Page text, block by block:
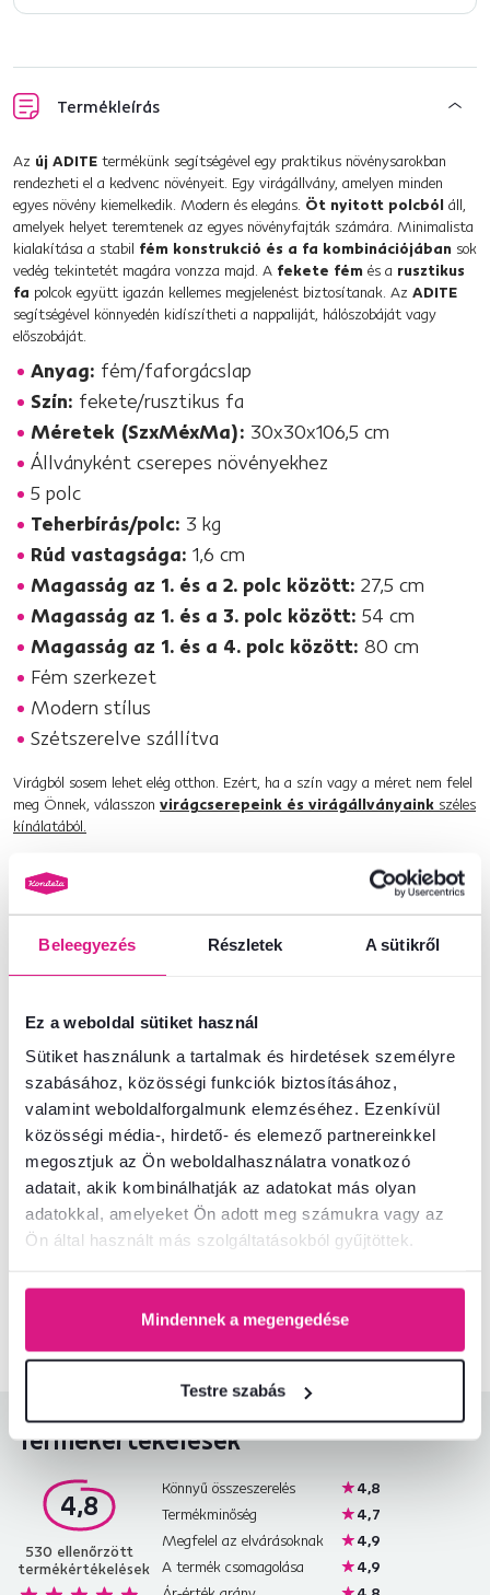
Beleegyezés Részletek A sütikről
Ez a weboldal sütiket használ
Sütiket használunk a tartalmak és hirdetések személyre
szabásához, közösségi funkciók biztosításához,
valamint weboldalforgalmunk elemzéséhez. Ezenkívül
közösségi média-, hirdető- és elemező partnereinkkel
megosztjuk az Ön weboldalhasználatra vonatkozó
adatait, akik kombinálhatják az adatokat más olyan
adatokkal, amelyeket Ön adott meg számukra vagy az
Ön által használt más szolgáltatásokból gyűjtöttek.
Mindennek a megengedése
Testre szabás
Termékleírás
Az új ADITE termékünk segítségével egy praktikus növénysarokban
rendezheti el a kedvenc növényeit. Egy virágállvány, amelyen minden
egyes növény kiemelkedik. Modern és elegáns. Öt nyitott polcból áll,
amelyek helyet teremtenek az egyes növényfajták számára. Minimalista
kialakítása a stabil fém konstrukció és a fa kombinációjában sok
vedég tekintetét magára vonzza majd. A fekete fém és a rusztikus
fa polcok együtt igazán kellemes megjelenést biztosítanak. Az ADITE
segítségével könnyedén kidíszítheti a nappaliját, hálószobáját vagy
előszobáját.
Anyag: fém/faforgácslap
Szín: fekete/rusztikus fa
Méretek (SzxMéxMa): 30x30x106,5 cm
Állványként cserepes növényekhez
5 polc
Teherbírás/polc: 3 kg
Rúd vastagsága: 1,6 cm
Magasság az 1. és a 2. polc között: 27,5 cm
Magasság az 1. és a 3. polc között: 54 cm
Magasság az 1. és a 4. polc között: 80 cm
Fém szerkezet
Modern stílus
Szétszerelve szállítva
Virágból sosem lehet elég otthon. Ezért, ha a szín vagy a méret nem felel
meg Önnek, válasszon virágcserepeink és virágállványaink széles
kínálatából.
Termékszám : 0000354721
Alapparaméterek
Méretek és specifikációk
Csomagolási információk
Telepítési útmutató
Nem találta meg a szükséges információkat?
Termékértékelések
4,8
530 ellenőrzött
termékértékelések
Könnyű összeszerelés
4,8
Termékminőség
4,7
Megfelel az elvárásoknak
4,9
A termék csomagolása
4,9